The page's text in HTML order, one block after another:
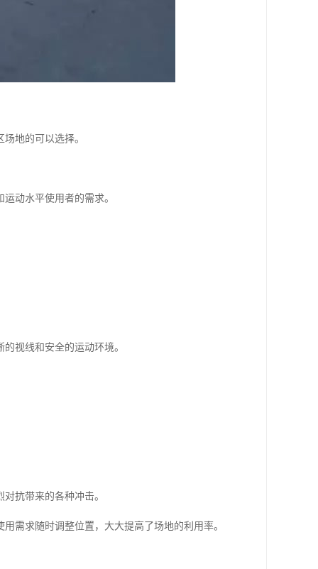
地的可以选择。
动水平使用者的需求。
视线和安全的运动环境。
抗带来的各种冲击。
需求随时调整位置，大大提高了场地的利用率。